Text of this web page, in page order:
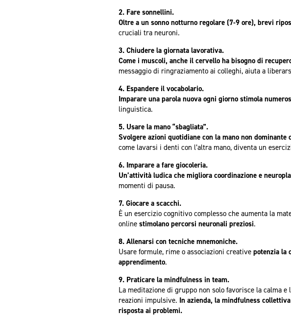
2. Fare sonnellini.
Oltre a un sonno notturno regolare (7-9 ore), brevi
cruciali tra neuroni.
3. Chiudere la giornata lavorativa.
Come i muscoli, anche il cervello ha bisogno di
messaggio di ringraziamento ai colleghi, aiuta a
4. Espandere il vocabolario.
Imparare una parola nuova ogni giorno stimola
linguistica.
5. Usare la mano “sbagliata”.
Svolgere azioni quotidiane con la mano non
come lavarsi i denti con l’altra mano, diventa un
6. Imparare a fare giocoleria.
Un’attività ludica che migliora coordinazione e
momenti di pausa.
7. Giocare a scacchi.
È un esercizio cognitivo complesso che aumenta la
online stimolano percorsi neuronali preziosi.
8. Allenarsi con tecniche mnemoniche.
Usare formule, rime o associazioni creative potenzia la
apprendimento.
9. Praticare la mindfulness in team.
La meditazione di gruppo non solo favorisce la calma
reazioni impulsive. In azienda, la mindfulness
risposta ai problemi.